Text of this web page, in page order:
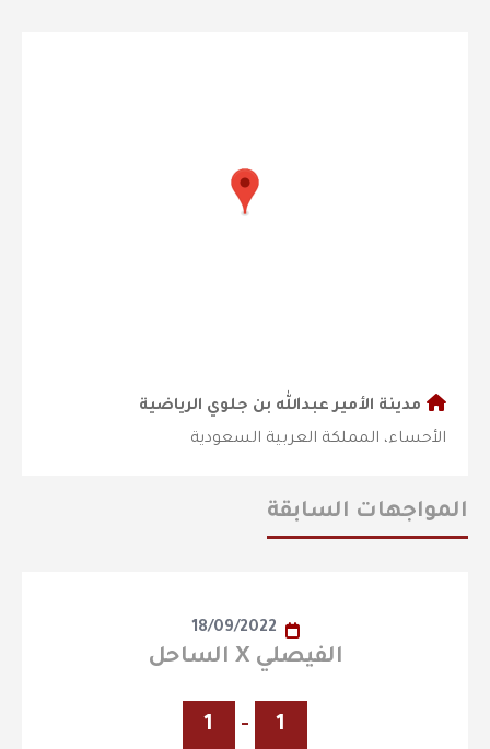
مدينة الأمير عبدالله بن جلوي الرياضية
الأحساء، المملكة العربية السعودية
المواجهات السابقة
18/09/2022
الفيصلي X الساحل
1
-
1